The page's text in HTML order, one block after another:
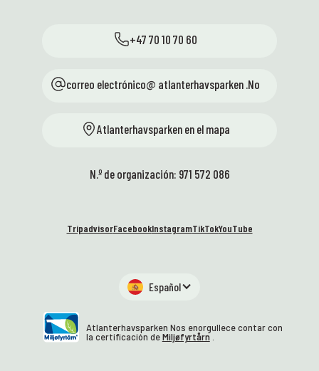
+47 70 10 70 60
correo electrónico@ atlanterhavsparken .No
Atlanterhavsparken en el mapa
N.º de organización: 971 572 086
TripadvisorFacebookInstagramTikTokYouTube
Español
Atlanterhavsparken Nos enorgullece contar con
la certificación deMiljøfyrtårn.